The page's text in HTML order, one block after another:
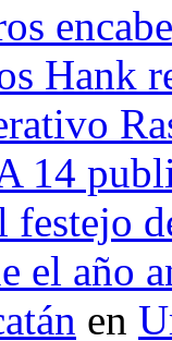
Hank
14
festejo
el año
en